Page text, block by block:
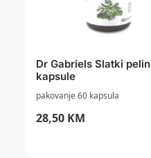
Dr Gabriels Slatki pelin
kapsule
pakovanje 60 kapsula
28,50 KM